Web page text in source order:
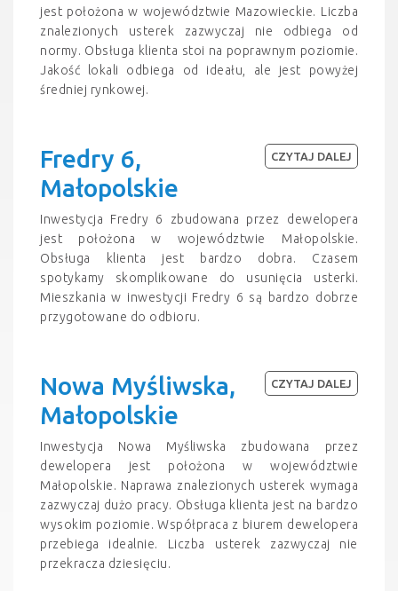
jest położona w województwie Mazowieckie. Liczba
znalezionych usterek zazwyczaj nie odbiega od
normy. Obsługa klienta stoi na poprawnym poziomie.
Jakość lokali odbiega od ideału, ale jest powyżej
średniej rynkowej.
Fredry 6,
Małopolskie
Inwestycja Fredry 6 zbudowana przez dewelopera
jest położona w województwie Małopolskie.
Obsługa klienta jest bardzo dobra. Czasem
spotykamy skomplikowane do usunięcia usterki.
Mieszkania w inwestycji Fredry 6 są bardzo dobrze
przygotowane do odbioru.
CZYTAJ DALEJ
Nowa Myśliwska,
Małopolskie
Inwestycja Nowa Myśliwska zbudowana przez
dewelopera jest położona w województwie
Małopolskie. Naprawa znalezionych usterek wymaga
zazwyczaj dużo pracy. Obsługa klienta jest na bardzo
wysokim poziomie. Współpraca z biurem dewelopera
przebiega idealnie. Liczba usterek zazwyczaj nie
przekracza dziesięciu.
CZYTAJ DALEJ